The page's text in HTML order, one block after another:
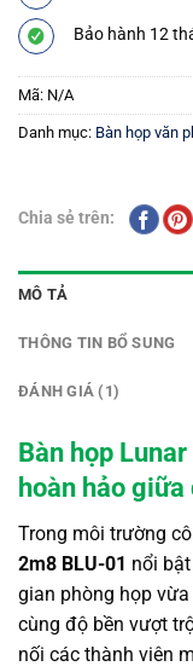
Bảo hành 12
Mã: N/A
Danh mục: Bàn họp văn
Chia sẻ trên:
MÔ TẢ
THÔNG TIN BỔ SUNG
ĐÁNH GIÁ (1)
Bàn họp
hoàn hảo
Trong môi trường
2m8 BLU-01 nổi
gian phòng họp
cùng độ bền vượt
nối các thành viên